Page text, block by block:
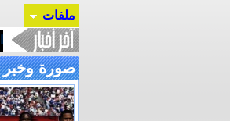
ملفات
صورة وخبر